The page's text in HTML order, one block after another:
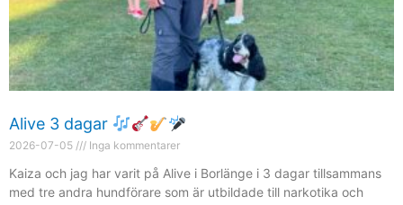
Alive 3 dagar
2026-07-05 Inga kommentarer
Kaiza och jag har varit på Alive i Borlänge i 3 dagar tillsammans
med tre andra hundförare som är utbildade till narkotika och